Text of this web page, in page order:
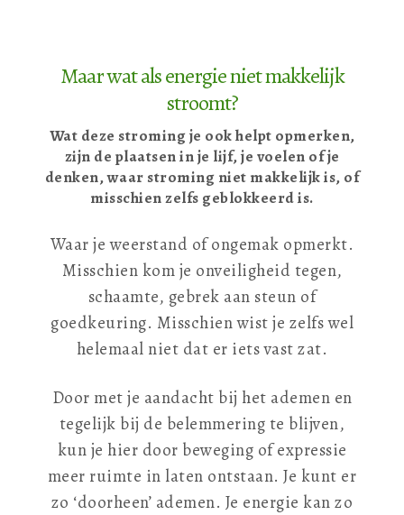
Maar wat als energie niet makkelijk
stroomt?
Wat deze stroming je ook helpt opmerken,
zijn de plaatsen in je lijf, je voelen of je
denken, waar stroming niet makkelijk is, of
misschien zelfs geblokkeerd is.
Waar je weerstand of ongemak opmerkt.
Misschien kom je onveiligheid tegen,
schaamte, gebrek aan steun of
goedkeuring. Misschien wist je zelfs wel
helemaal niet dat er iets vast zat.
Door met je aandacht bij het ademen en
tegelijk bij de belemmering te blijven,
kun je hier door beweging of expressie
meer ruimte in laten ontstaan. Je kunt er
zo ‘doorheen’ ademen. Je energie kan zo